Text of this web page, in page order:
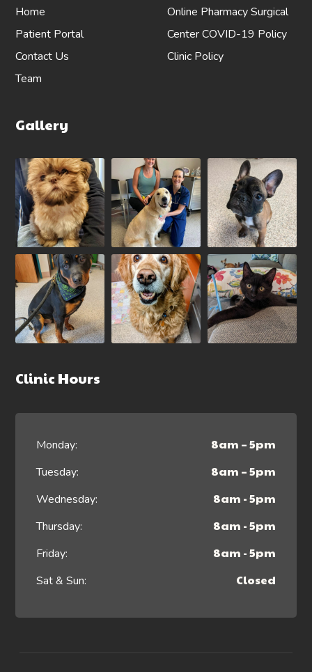
Home
Patient Portal
Contact Us
Team
Online PharmacySurgical
CenterCOVID-19 Policy
Clinic Policy
Gallery
Clinic Hours
Monday: 8am – 5pm
Tuesday: 8am – 5pm
Wednesday: 8am - 5pm
Thursday: 8am - 5pm
Friday: 8am - 5pm
Sat & Sun: Closed